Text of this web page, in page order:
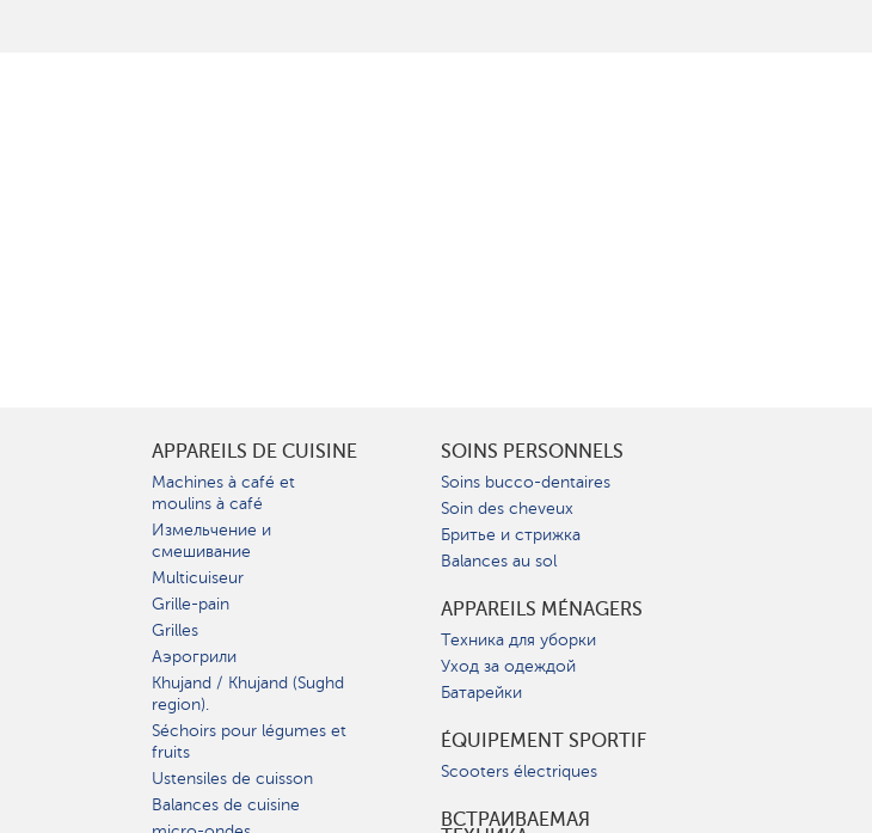
APPAREILS DE CUISINE
Machines à café et
moulins à café
Измельчение и
смешивание
Multicuiseur
Grille-pain
Grilles
Аэрогрили
Khujand / Khujand (Sughd
region).
Séchoirs pour légumes et
fruits
Ustensiles de cuisson
Balances de cuisine
SOINS PERSONNELS
Soins bucco-dentaires
Soin des cheveux
Бритье и стрижка
Balances au sol
APPAREILS MÉNAGERS
Техника для уборки
Уход за одеждой
Батарейки
ÉQUIPEMENT SPORTIF
Scooters électriques
ВСТРАИВАЕМАЯ